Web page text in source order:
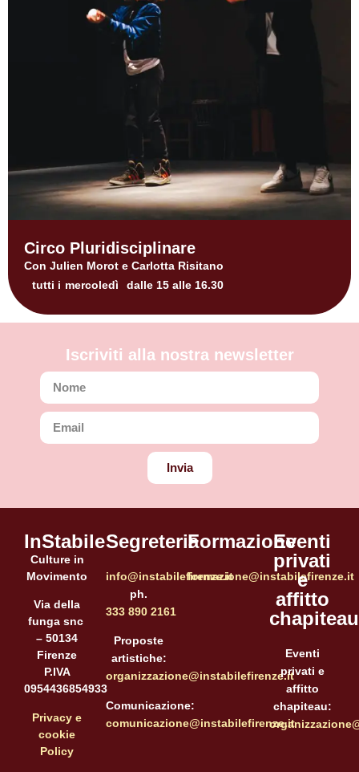
Circo Pluridisciplinare
Con Julien Morot e Carlotta Risitano
tutti i mercoledì dalle 15 alle 16.30
Iscriviti alla nostra newsletter
Invia
InStabile
Culture in
Movimento
Via della
funga snc
– 50134
Firenze
P.IVA
0954436854933
Privacy e
cookie
Policy
Segreteria
info@instabilefirenze.it
ph.
333 890 2161
Proposte
artistiche:
organizzazione@instabilefirenze.it
Comunicazione:
comunicazione@instabilefirenze.it
Formazione
formazione@instabilefirenze.it
Eventi
privati
e
affitto
chapiteau
Eventi
privati e
affitto
chapiteau: